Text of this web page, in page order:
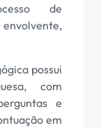
de
possui
com
e
em